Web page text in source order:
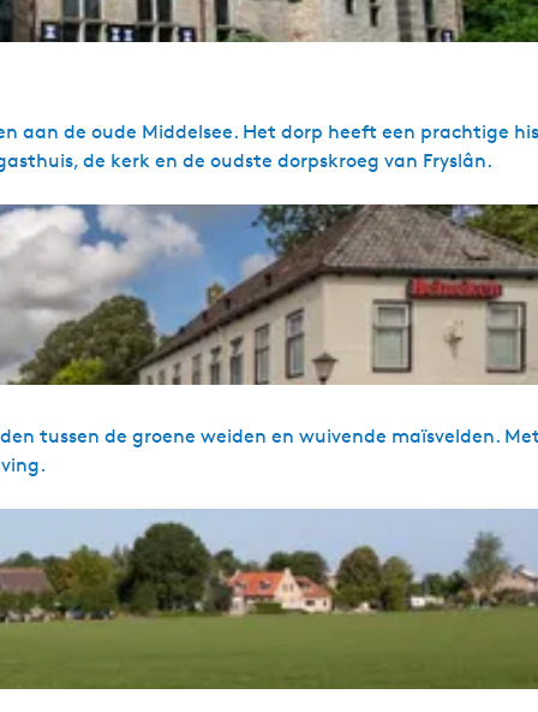
aan de oude Middelsee. Het dorp heeft een prachtige
de kerk en de oudste dorpskroeg van Fryslân.
tussen de groene weiden en wuivende maïsvelden.